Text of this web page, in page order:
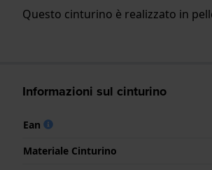
Questo cinturino è realizzato in
Informazioni sul cinturino
Ean
Materiale Cinturino